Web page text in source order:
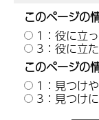
このページの
1：役に立
3：役に立
このページの
1：見つけ
3：見つけ